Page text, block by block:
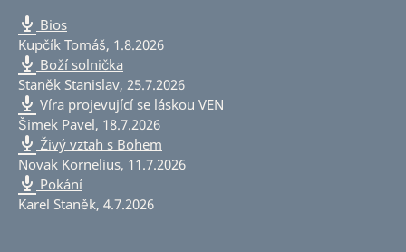
Bios
Kupčík Tomáš, 1.8.2026
Boží solnička
Staněk Stanislav, 25.7.2026
Víra projevující se láskou VEN
Šimek Pavel, 18.7.2026
Živý vztah s Bohem
Novak Kornelius, 11.7.2026
Pokání
Karel Staněk, 4.7.2026